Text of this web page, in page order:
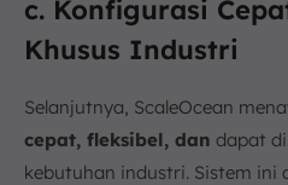
c. Konfigurasi
Khusus Industri
Selanjutnya, ScaleOcean
cepat, fleksibel, dan dapat
kebutuhan industri. Sistem ini